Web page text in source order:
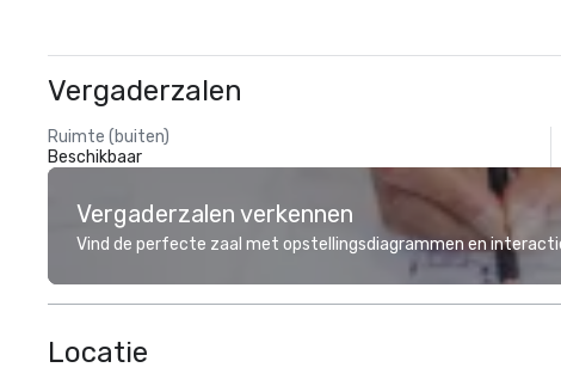
Vergaderzalen
Ruimte (buiten)
Beschikbaar
Vergaderzalen verkennen
Vind de perfecte zaal met opstellingsdiagrammen en
Locatie